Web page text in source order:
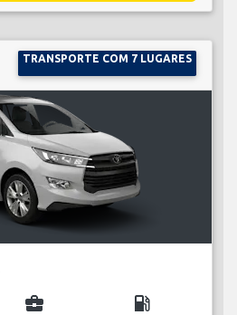
TRANSPORTE COM 7 LUGARES
business_center local_gas_station